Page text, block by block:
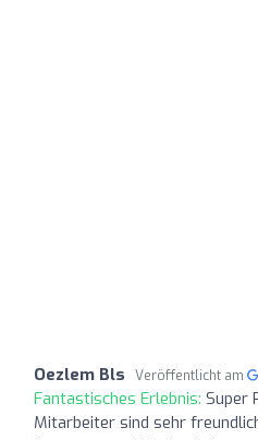
Oezlem Bls Veröffentlicht am
Fantastisches Erlebnis: Super
Mitarbeiter sind sehr